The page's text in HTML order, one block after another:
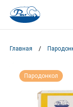
Главная /
Пародонкол